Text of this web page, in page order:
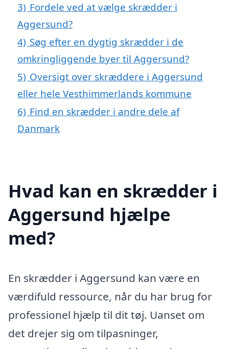
3) Fordele ved at vælge skrædder i
Aggersund?
4) Søg efter en dygtig skrædder i de
omkringliggende byer til Aggersund?
5) Oversigt over skræddere i Aggersund
eller hele Vesthimmerlands kommune
6) Find en skrædder i andre dele af
Danmark
Hvad kan en skrædder i
Aggersund hjælpe
med?
En skrædder i Aggersund kan være en
værdifuld ressource, når du har brug for
professionel hjælp til dit tøj. Uanset om
det drejer sig om tilpasninger,